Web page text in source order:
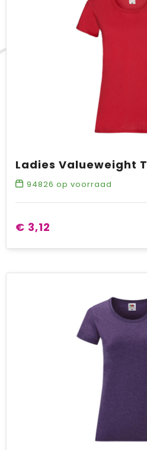
Ladies Valueweight T
94826 op voorraad
€ 3,12